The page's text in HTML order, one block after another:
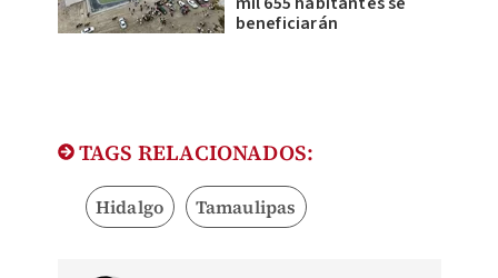
beneficiarán
TAGS RELACIONADOS:
Hidalgo Tamaulipas